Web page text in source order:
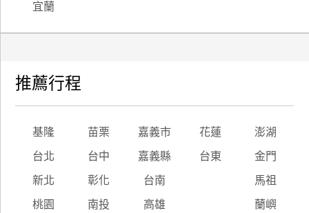
宜蘭
推薦行程
基隆 苗栗 嘉義市 花蓮 澎湖
台北 台中 嘉義縣 台東 金門
新北 彰化 台南 馬祖
桃園 南投 高雄 蘭嶼